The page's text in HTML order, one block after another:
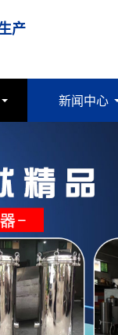
产
新闻中心